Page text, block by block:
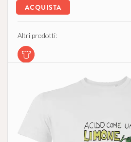
ACQUISTA
Altri prodotti: